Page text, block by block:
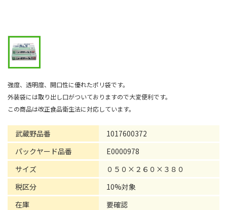
強度、透明度、開口性に優れたポリ袋です。
外装袋には取り出し口がついておりますので大変便利です。
この商品は改正食品衛生法に対応しています。
武蔵野品番
1017600372
パックヤード品番
E0000978
サイズ
０５０×２６０×３８０
税区分
10%対象
在庫
要確認